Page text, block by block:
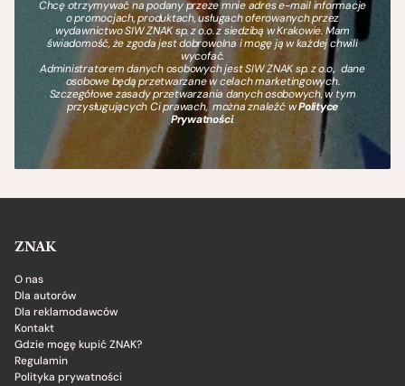
Chcę otrzymywać na podany przeze mnie adres e-mail informacje
o promocjach, produktach, usługach oferowanych przez
wydawnictwo SIW ZNAK sp. z o.o. z siedzibą w Krakowie. Mam
świadomość, że zgoda jest dobrowolna i mogę ją w każdej chwili
wycofać.
Administratorem danych osobowych jest SIW ZNAK sp. z o.o., dane
osobowe będą przetwarzane w celach marketingowych.
Szczegółowe zasady przetwarzania danych osobowych, w tym
przysługujących Ci prawach, można znaleźć wPolityce
Prywatności.
ZNAK
O nas
Dla autorów
Dla reklamodawców
Kontakt
Gdzie mogę kupić ZNAK?
Regulamin
Polityka prywatności